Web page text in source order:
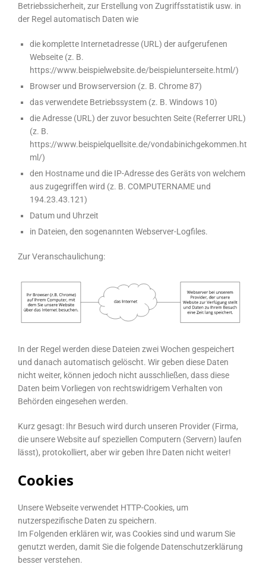
Betriebssicherheit, zur Erstellung von Zugriffsstatistik usw. in
der Regel automatisch Daten wie
die komplette Internetadresse (URL) der aufgerufenen
Webseite (z. B.
https://www.beispielwebsite.de/beispielunterseite.html/)
Browser und Browserversion (z. B. Chrome 87)
das verwendete Betriebssystem (z. B. Windows 10)
die Adresse (URL) der zuvor besuchten Seite (Referrer URL)
(z. B.
https://www.beispielquellsite.de/vondabinichgekommen.ht
ml/)
den Hostname und die IP-Adresse des Geräts von welchem
aus zugegriffen wird (z. B. COMPUTERNAME und
194.23.43.121)
Datum und Uhrzeit
in Dateien, den sogenannten Webserver-Logfiles.
Zur Veranschaulichung:
In der Regel werden diese Dateien zwei Wochen gespeichert
und danach automatisch gelöscht. Wir geben diese Daten
nicht weiter, können jedoch nicht ausschließen, dass diese
Daten beim Vorliegen von rechtswidrigem Verhalten von
Behörden eingesehen werden.
Kurz gesagt: Ihr Besuch wird durch unseren Provider (Firma,
die unsere Website auf speziellen Computern (Servern) laufen
lässt), protokolliert, aber wir geben Ihre Daten nicht weiter!
Cookies
Unsere Webseite verwendet HTTP-Cookies, um
nutzerspezifische Daten zu speichern.
Im Folgenden erklären wir, was Cookies sind und warum Sie
genutzt werden, damit Sie die folgende Datenschutzerklärung
besser verstehen.